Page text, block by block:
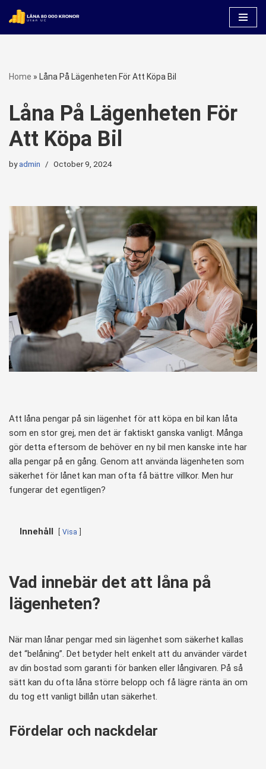
Skip
Home » Låna På Lägenheten För Att Köpa Bil
Låna På Lägenheten För
Att Köpa Bil
byadmin October 9, 2024
Att låna pengar på sin lägenhet för att köpa en bil kan låta
som en stor grej, men det är faktiskt ganska vanligt. Många
gör detta eftersom de behöver en ny bil men kanske inte har
alla pengar på en gång. Genom att använda lägenheten som
säkerhet för lånet kan man ofta få bättre villkor. Men hur
fungerar det egentligen?
Innehåll Visa
Vad innebär det att låna på
lägenheten?
När man lånar pengar med sin lägenhet som säkerhet kallas
det “belåning”. Det betyder helt enkelt att du använder värdet
av din bostad som garanti för banken eller långivaren. På så
sätt kan du ofta låna större belopp och få lägre ränta än om
du tog ett vanligt billån utan säkerhet.
Fördelar och nackdelar